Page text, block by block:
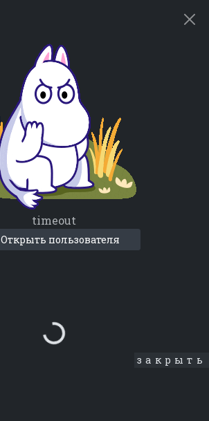
timeout
Открыть пользователя
Loading...
закрыть